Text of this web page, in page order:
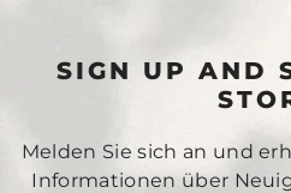
SIGN UP AND
Melden Sie sich an und
Informationen über